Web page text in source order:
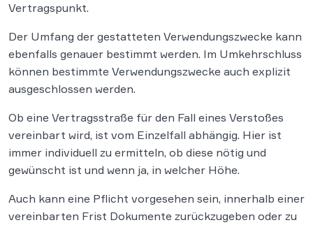
Vertragspunkt.
Der Umfang der gestatteten Verwendungszwecke kann
ebenfalls genauer bestimmt werden. Im Umkehrschluss
können bestimmte Verwendungszwecke auch explizit
ausgeschlossen werden.
Ob eine Vertragsstraße für den Fall eines Verstoßes
vereinbart wird, ist vom Einzelfall abhängig. Hier ist
immer individuell zu ermitteln, ob diese nötig und
gewünscht ist und wenn ja, in welcher Höhe.
Auch kann eine Pflicht vorgesehen sein, innerhalb einer
vereinbarten Frist Dokumente zurückzugeben oder zu